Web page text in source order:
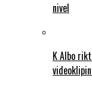
nivel
K Albo